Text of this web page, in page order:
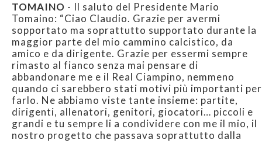
TOMAINO - Il saluto del Presidente Mario
Tomaino: “Ciao Claudio. Grazie per avermi
sopportato ma soprattutto supportato durante la
maggior parte del mio cammino calcistico, da
amico e da dirigente. Grazie per essermi sempre
rimasto al fianco senza mai pensare di
abbandonare me e il Real Ciampino, nemmeno
quando ci sarebbero stati motivi più importanti per
farlo. Ne abbiamo viste tante insieme: partite,
dirigenti, allenatori, genitori, giocatori… piccoli e
grandi e tu sempre li a condividere con me il mio, il
nostro progetto che passava soprattutto dalla